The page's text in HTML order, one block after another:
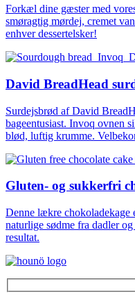
Forkæl dine gæster med
smøragtig mørdej, cremet
enhver dessertelsker!
David BreadHead
Surdejsbrød af David
bageentusiast. Invoq ovnen
blød, luftig krumme.
Gluten- og sukkerfri
Denne lækre chokoladekage
naturlige sødme fra dadler
resultat.